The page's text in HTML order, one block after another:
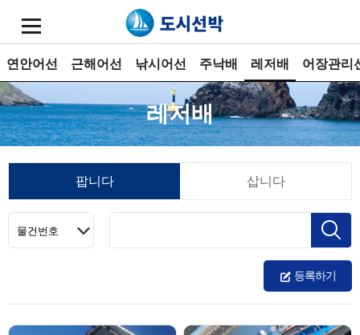
연안어선 근해어선 낚시어선 주낙배 레저배 어장관리
레저배
팝니다 삽니다
등록하기